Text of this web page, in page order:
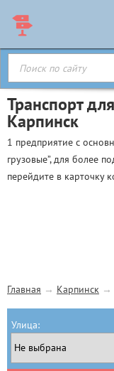
Транспорт
Карпинск
1 предприятие с
грузовые”, для более
перейдите в карточку
Главная → Карпинск →
Улица: